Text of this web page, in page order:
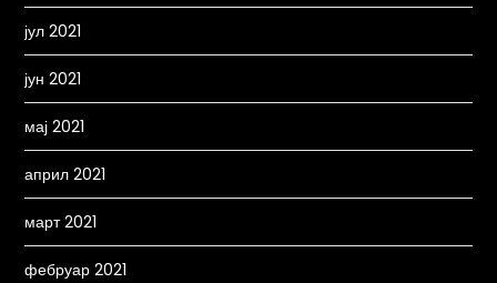
јул 2021
јун 2021
мај 2021
април 2021
март 2021
фебруар 2021